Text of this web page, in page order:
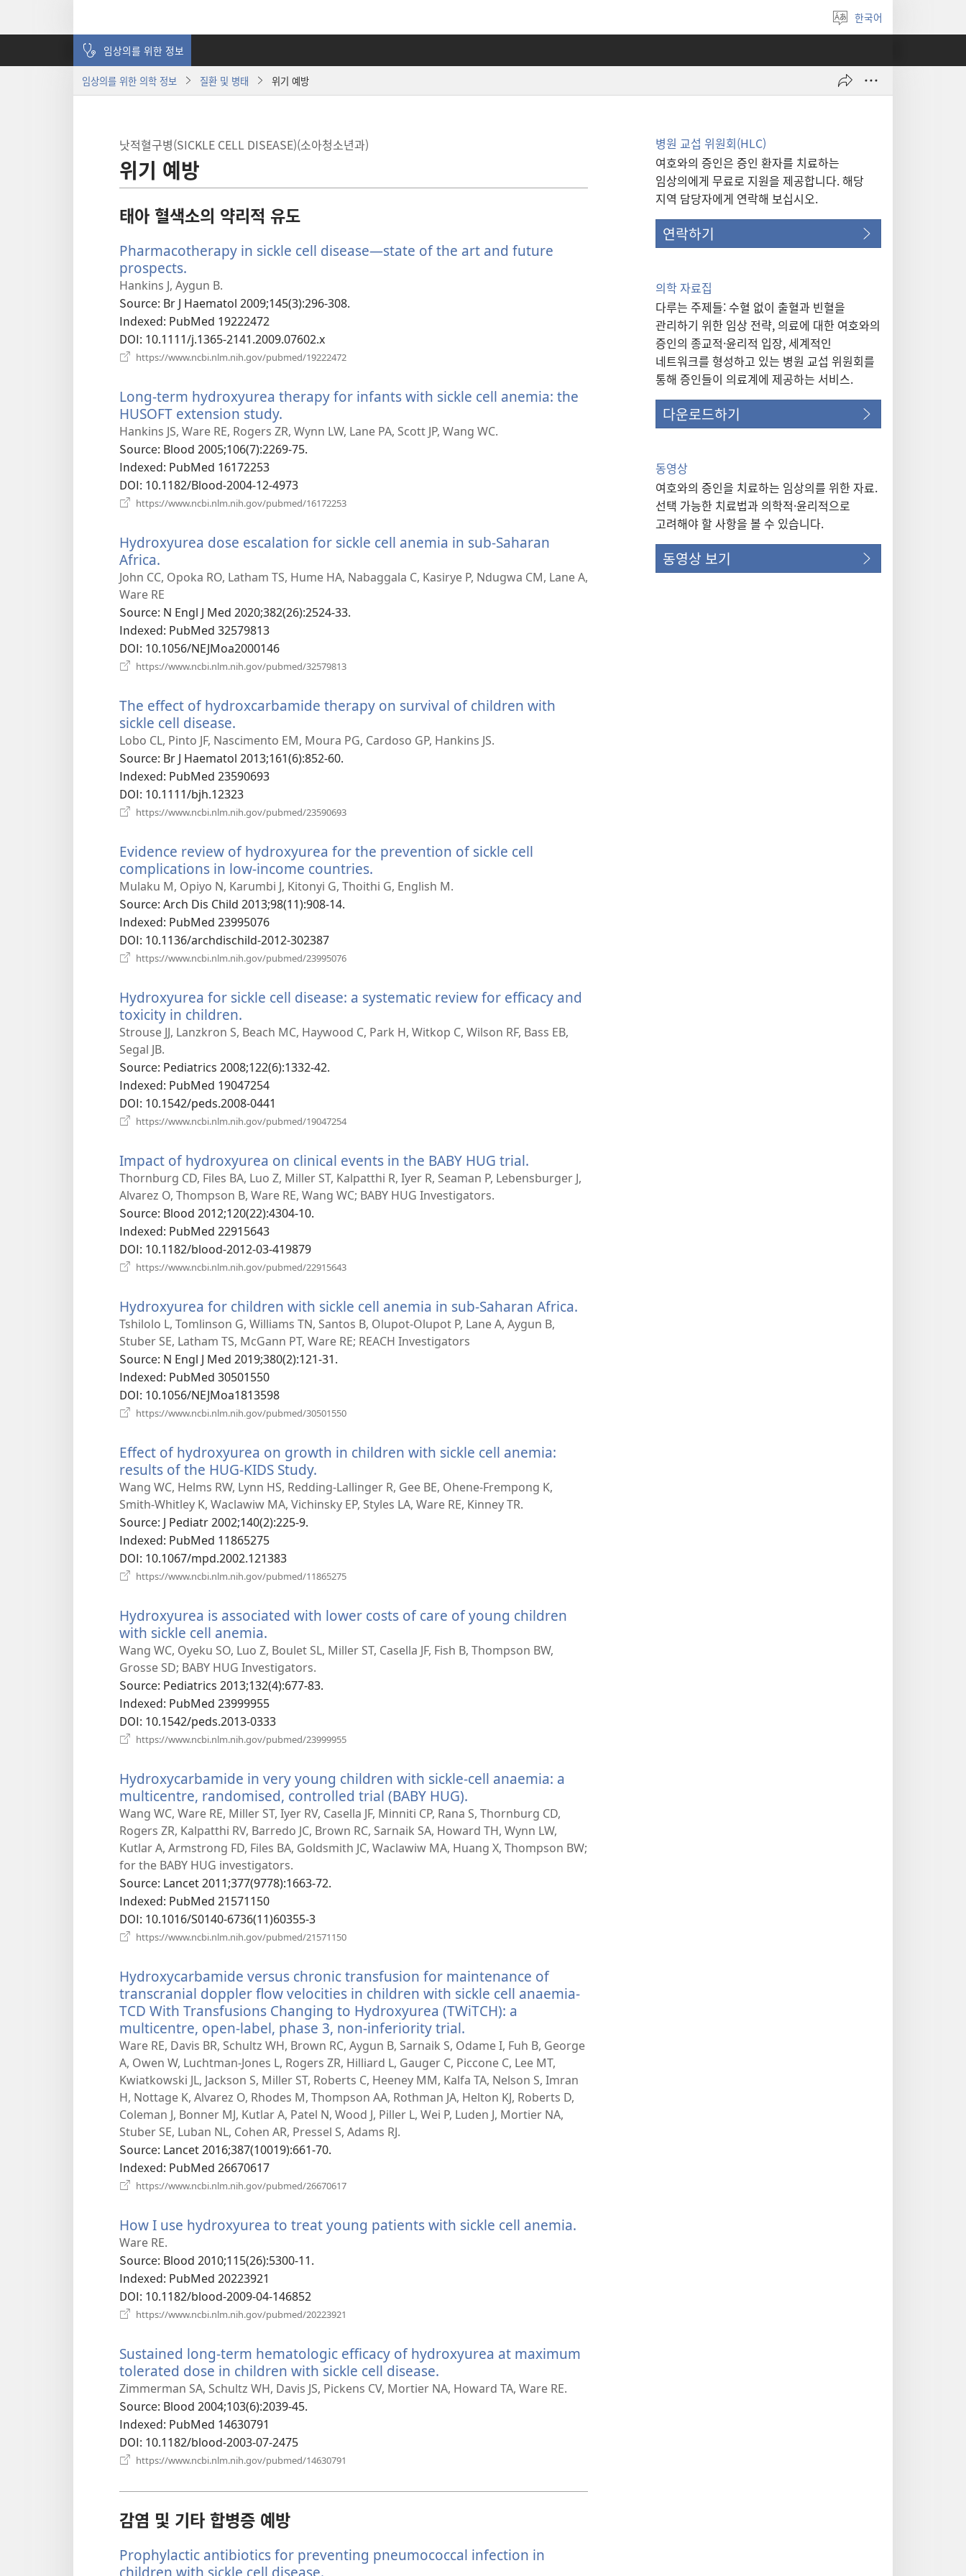
언어
선택
한국어
임상의를 위한 정보
임상의를 위한 의학 정보 질환 및 병태 위기 예방
낫적혈구병(SICKLE CELL DISEASE)(소아청소년과)
위기 예방
태아 혈색소의 약리적 유도
Pharmacotherapy in sickle cell disease—state of the art and future
prospects.
로
운
창
열
기)
Hankins J, Aygun B.
Source‎: Br J Haematol 2009;145(3):296-308.
Indexed‎: PubMed 19222472
DOI‎: 10.1111/j.1365-2141.2009.07602.x
https://www.ncbi.nlm.nih.gov/pubmed/19222472
창
Long-term hydroxyurea therapy for infants with sickle cell anemia: the
HUSOFT extension study.
로
운
열
기)
Hankins JS, Ware RE, Rogers ZR, Wynn LW, Lane PA, Scott JP, Wang WC.
Source‎: Blood 2005;106(7):2269-75.
Indexed‎: PubMed 16172253
DOI‎: 10.1182/Blood-2004-12-4973
https://www.ncbi.nlm.nih.gov/pubmed/16172253
창
Hydroxyurea dose escalation for sickle cell anemia in sub-Saharan
Africa.
로
운
창
열
기)
John CC, Opoka RO, Latham TS, Hume HA, Nabaggala C, Kasirye P, Ndugwa CM, Lane A,
Ware RE
Source‎: N Engl J Med 2020;382(26):2524-33.
Indexed‎: PubMed 32579813
DOI‎: 10.1056/NEJMoa2000146
https://www.ncbi.nlm.nih.gov/pubmed/32579813
창
The effect of hydroxcarbamide therapy on survival of children with
sickle cell disease.
로
운
창
열
기)
Lobo CL, Pinto JF, Nascimento EM, Moura PG, Cardoso GP, Hankins JS.
Source‎: Br J Haematol 2013;161(6):852-60.
Indexed‎: PubMed 23590693
DOI‎: 10.1111/bjh.12323
https://www.ncbi.nlm.nih.gov/pubmed/23590693
창
열
기)
Evidence review of hydroxyurea for the prevention of sickle cell
complications in low-income countries.
로
Mulaku M, Opiyo N, Karumbi J, Kitonyi G, Thoithi G, English M.
Source‎: Arch Dis Child 2013;98(11):908-14.
Indexed‎: PubMed 23995076
DOI‎: 10.1136/archdischild-2012-302387
https://www.ncbi.nlm.nih.gov/pubmed/23995076
창
Hydroxyurea for sickle cell disease: a systematic review for efficacy and
toxicity in children.
로
창
열
기)
Strouse JJ, Lanzkron S, Beach MC, Haywood C, Park H, Witkop C, Wilson RF, Bass EB,
Segal JB.
Source‎: Pediatrics 2008;122(6):1332-42.
Indexed‎: PubMed 19047254
DOI‎: 10.1542/peds.2008-0441
https://www.ncbi.nlm.nih.gov/pubmed/19047254
창
열
기)
Impact of hydroxyurea on clinical events in the BABY HUG trial.
로
Thornburg CD, Files BA, Luo Z, Miller ST, Kalpatthi R, Iyer R, Seaman P, Lebensburger J,
Alvarez O, Thompson B, Ware RE, Wang WC; BABY HUG Investigators.
Source‎: Blood 2012;120(22):4304-10.
Indexed‎: PubMed 22915643
DOI‎: 10.1182/blood-2012-03-419879
https://www.ncbi.nlm.nih.gov/pubmed/22915643
창
열
Hydroxyurea for children with sickle cell anemia in sub-Saharan Africa.
Tshilolo L, Tomlinson G, Williams TN, Santos B, Olupot-Olupot P, Lane A, Aygun B,
Stuber SE, Latham TS, McGann PT, Ware RE; REACH Investigators
Source‎: N Engl J Med 2019;380(2):121-31.
Indexed‎: PubMed 30501550
DOI‎: 10.1056/NEJMoa1813598
https://www.ncbi.nlm.nih.gov/pubmed/30501550
창
Effect of hydroxyurea on growth in children with sickle cell anemia:
results of the HUG-KIDS Study.
로
운
Wang WC, Helms RW, Lynn HS, Redding-Lallinger R, Gee BE, Ohene-Frempong K,
Smith-Whitley K, Waclawiw MA, Vichinsky EP, Styles LA, Ware RE, Kinney TR.
Source‎: J Pediatr 2002;140(2):225-9.
Indexed‎: PubMed 11865275
DOI‎: 10.1067/mpd.2002.121383
https://www.ncbi.nlm.nih.gov/pubmed/11865275
창
Hydroxyurea is associated with lower costs of care of young children
with sickle cell anemia.
로
운
창
열
기)
Wang WC, Oyeku SO, Luo Z, Boulet SL, Miller ST, Casella JF, Fish B, Thompson BW,
Grosse SD; BABY HUG Investigators.
Source‎: Pediatrics 2013;132(4):677-83.
Indexed‎: PubMed 23999955
DOI‎: 10.1542/peds.2013-0333
https://www.ncbi.nlm.nih.gov/pubmed/23999955
창
열
기)
Hydroxycarbamide in very young children with sickle-cell anaemia: a
multicentre, randomised, controlled trial (BABY HUG).
로
운
창
Wang WC, Ware RE, Miller ST, Iyer RV, Casella JF, Minniti CP, Rana S, Thornburg CD,
Rogers ZR, Kalpatthi RV, Barredo JC, Brown RC, Sarnaik SA, Howard TH, Wynn LW,
Kutlar A, Armstrong FD, Files BA, Goldsmith JC, Waclawiw MA, Huang X, Thompson BW;
for the BABY HUG investigators.
Source‎: Lancet 2011;377(9778):1663-72.
Indexed‎: PubMed 21571150
DOI‎: 10.1016/S0140-6736(11)60355-3
https://www.ncbi.nlm.nih.gov/pubmed/21571150
창
열
기)
Hydroxycarbamide versus chronic transfusion for maintenance of
transcranial doppler flow velocities in children with sickle cell anaemia-
TCD With Transfusions Changing to Hydroxyurea (TWiTCH): a
multicentre, open-label, phase 3, non-inferiority trial.
로
운
창
열
기)
Ware RE, Davis BR, Schultz WH, Brown RC, Aygun B, Sarnaik S, Odame I, Fuh B, George
A, Owen W, Luchtman-Jones L, Rogers ZR, Hilliard L, Gauger C, Piccone C, Lee MT,
Kwiatkowski JL, Jackson S, Miller ST, Roberts C, Heeney MM, Kalfa TA, Nelson S, Imran
H, Nottage K, Alvarez O, Rhodes M, Thompson AA, Rothman JA, Helton KJ, Roberts D,
Coleman J, Bonner MJ, Kutlar A, Patel N, Wood J, Piller L, Wei P, Luden J, Mortier NA,
Stuber SE, Luban NL, Cohen AR, Pressel S, Adams RJ.
Source‎: Lancet 2016;387(10019):661-70.
Indexed‎: PubMed 26670617
https://www.ncbi.nlm.nih.gov/pubmed/26670617
창
How I use hydroxyurea to treat young patients with sickle cell anemia.
Ware RE.
Source‎: Blood 2010;115(26):5300-11.
Indexed‎: PubMed 20223921
DOI‎: 10.1182/blood-2009-04-146852
https://www.ncbi.nlm.nih.gov/pubmed/20223921
창
열
기)
Sustained long-term hematologic efficacy of hydroxyurea at maximum
tolerated dose in children with sickle cell disease.
로
Zimmerman SA, Schultz WH, Davis JS, Pickens CV, Mortier NA, Howard TA, Ware RE.
Source‎: Blood 2004;103(6):2039-45.
Indexed‎: PubMed 14630791
DOI‎: 10.1182/blood-2003-07-2475
https://www.ncbi.nlm.nih.gov/pubmed/14630791
감염 및 기타 합병증 예방
Prophylactic antibiotics for preventing pneumococcal infection in
children with sickle cell disease.
병원 교섭 위원회(HLC)
여호와의 증인은 증인 환자를 치료하는
임상의에게 무료로 지원을 제공합니다. 해당
지역 담당자에게 연락해 보십시오.
연락하기
의학 자료집
다루는 주제들: 수혈 없이 출혈과 빈혈을
관리하기 위한 임상 전략, 의료에 대한 여호와의
증인의 종교적·윤리적 입장, 세계적인
네트워크를 형성하고 있는 병원 교섭 위원회를
통해 증인들이 의료계에 제공하는 서비스.
다운로드하기
동영상
여호와의 증인을 치료하는 임상의를 위한 자료.
선택 가능한 치료법과 의학적·윤리적으로
고려해야 할 사항을 볼 수 있습니다.
동영상 보기